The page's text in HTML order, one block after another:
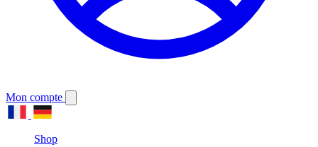
Mon compte
Shop